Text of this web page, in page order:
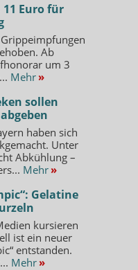
11 Euro für
Ab
um 3
Mehr »
sollen
haben sich
Unter
Abkühlung –
Mehr »
Gelatine
kursieren
ist ein neuer
entstanden.
Mehr »